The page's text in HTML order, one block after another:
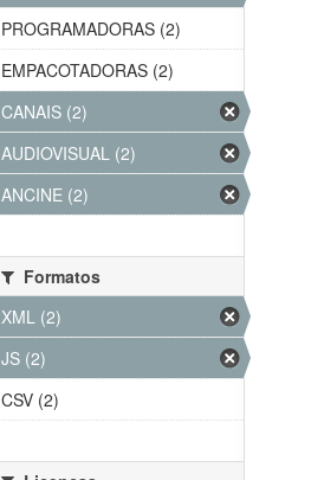
PROGRAMADORAS (2)
EMPACOTADORAS (2)
CANAIS (2)
AUDIOVISUAL (2)
ANCINE (2)
Formatos
XML (2)
JS (2)
CSV (2)